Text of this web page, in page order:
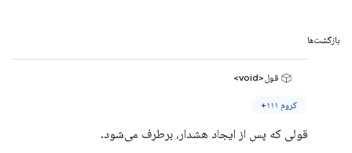
بازگشت‌ها
قول<void>
کروم ۱۱۱+
قولی که پس از ایجاد هشدار، برطرف می‌شود.